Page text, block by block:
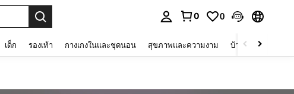
0 0
เด็ก รองเท้า กางเกงในและชุดนอน สุขภาพและความงาม บ้านและที่อยู่อาศัย